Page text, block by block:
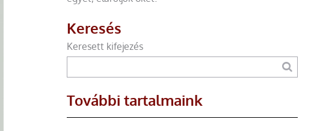
Keresés
Keresett kifejezés
További tartalmaink